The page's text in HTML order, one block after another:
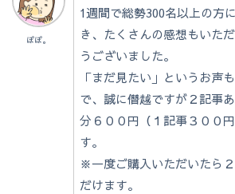
ぽぽ。
1週間で総勢300名以上の方
き、たくさんの感想もいた
うございました。
「まだ見たい」というお声
で、誠に僭越ですが２記事
分６００円（１記事３００
す。
※一度ご購入いただいたら
だけます。